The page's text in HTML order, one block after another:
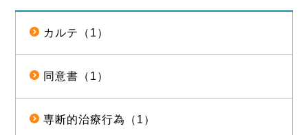
カルテ（1）
同意書（1）
専断的治療行為（1）